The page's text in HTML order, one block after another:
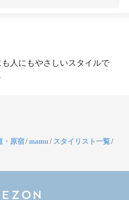
人にもやさしいスタイルで
・原宿/mamu / スタイリスト一覧/